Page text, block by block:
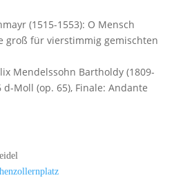
(1515-1553): O Mensch
groß für vierstimmig gemischten
Mendelssohn Bartholdy (1809-
d-Moll (op. 65), Finale: Andante